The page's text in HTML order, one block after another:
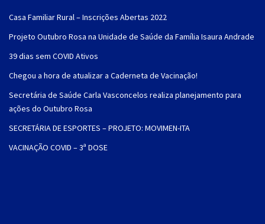
Casa Familiar Rural – Inscrições Abertas 2022
Projeto Outubro Rosa na Unidade de Saúde da Família Isaura Andrade
39 dias sem COVID Ativos
Chegou a hora de atualizar a Caderneta de Vacinação!
Secretária de Saúde Carla Vasconcelos realiza planejamento para
ações do Outubro Rosa
SECRETÁRIA DE ESPORTES – PROJETO: MOVIMEN-ITA
VACINAÇÃO COVID – 3ª DOSE